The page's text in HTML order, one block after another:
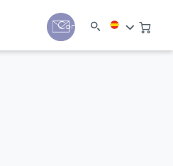
Contacto